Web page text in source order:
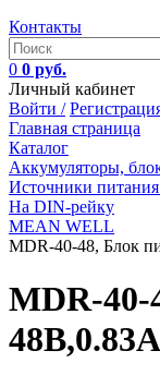
Контакты
0 0 руб.
Личный кабинет
Войти /
Главная страница
Каталог
Аккумуляторы,
Источники
На DIN-рейку
MEAN WELL
MDR-40-48, Блок
MDR-40-